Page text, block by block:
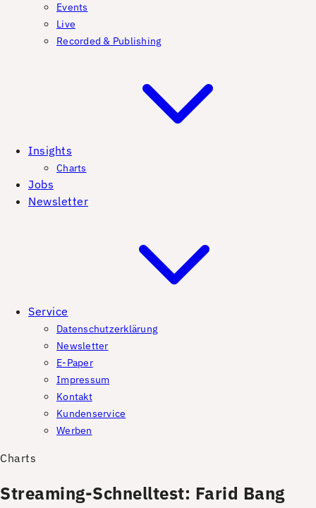
Events
Live
Recorded & Publishing
Insights
Charts
Jobs
Newsletter
Service
Datenschutzerklärung
Newsletter
E-Paper
Impressum
Kontakt
Kundenservice
Werben
Charts
Streaming-Schnelltest: Farid Bang